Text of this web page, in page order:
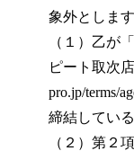
象外とします
（１）乙が
ピート取次
pro.jp/terms/
締結してい
（２）第２